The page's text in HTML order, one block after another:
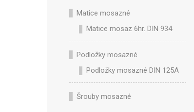
Matice mosazné
Matice mosaz 6hr. DIN 934
Podložky mosazné
Podložky mosazné DIN 125A
Šrouby mosazné